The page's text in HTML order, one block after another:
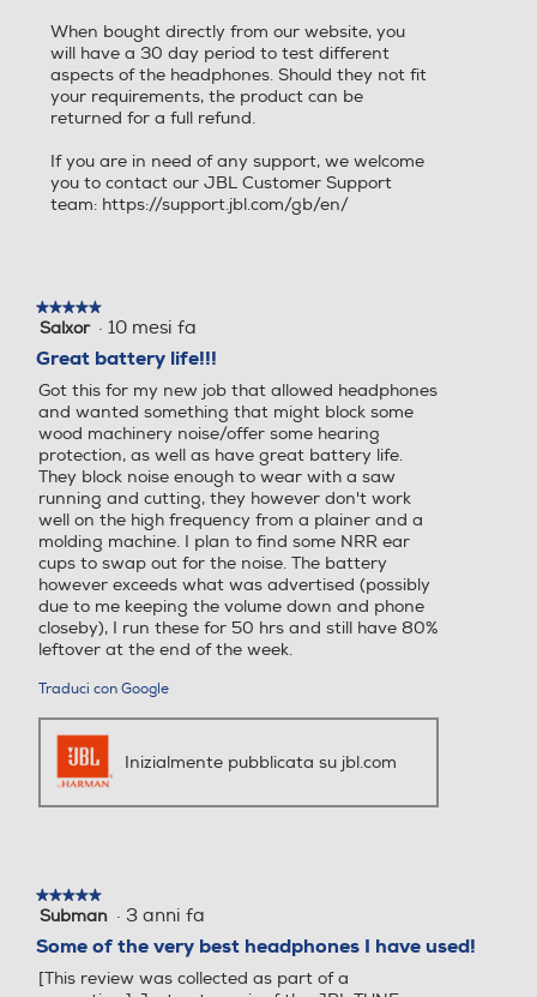
When bought directly from our website, you
will have a 30 day period to test different
aspects of the headphones. Should they not fit
your requirements, the product can be
returned for a full refund.
If you are in need of any support, we welcome
you to contact our JBL Customer Support
team: https://support.jbl.com/gb/en/
★★★★★
★★★★★
5
stelle.
Salxor · 10 mesi fa
Great battery life!!!
Got this for my new job that allowed headphones
and wanted something that might block some
wood machinery noise/offer some hearing
protection, as well as have great battery life.
They block noise enough to wear with a saw
running and cutting, they however don't work
well on the high frequency from a plainer and a
molding machine. I plan to find some NRR ear
cups to swap out for the noise. The battery
however exceeds what was advertised (possibly
due to me keeping the volume down and phone
closeby), I run these for 50 hrs and still have 80%
leftover at the end of the week.
Traduci con Google
Inizialmente pubblicata su jbl.com
★★★★★
★★★★★
5
5
stelle.
Subman · 3 anni fa
Some of the very best headphones I have used!
[This review was collected as part of a